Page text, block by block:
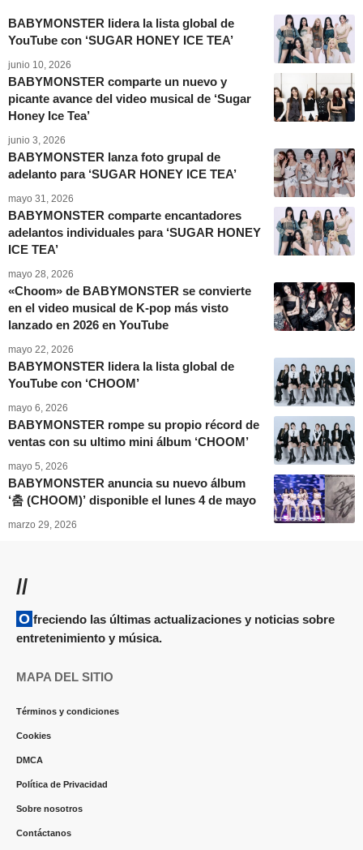
BABYMONSTER lidera la lista global de
YouTube con ‘SUGAR HONEY ICE TEA’
junio 10, 2026
BABYMONSTER comparte un nuevo y
picante avance del video musical de ‘Sugar
Honey Ice Tea’
junio 3, 2026
BABYMONSTER lanza foto grupal de
adelanto para ‘SUGAR HONEY ICE TEA’
mayo 31, 2026
BABYMONSTER comparte encantadores
adelantos individuales para ‘SUGAR HONEY
ICE TEA’
mayo 28, 2026
«Choom» de BABYMONSTER se convierte
en el video musical de K-pop más visto
lanzado en 2026 en YouTube
mayo 22, 2026
BABYMONSTER lidera la lista global de
YouTube con ‘CHOOM’
mayo 6, 2026
BABYMONSTER rompe su propio récord de
ventas con su ultimo mini álbum ‘CHOOM’
mayo 5, 2026
BABYMONSTER anuncia su nuevo álbum
‘춤 (CHOOM)’ disponible el lunes 4 de mayo
marzo 29, 2026
//
Ofreciendo las últimas actualizaciones y noticias sobre
entretenimiento y música.
MAPA DEL SITIO
Términos y condiciones
Cookies
DMCA
Política de Privacidad
Sobre nosotros
Contáctanos